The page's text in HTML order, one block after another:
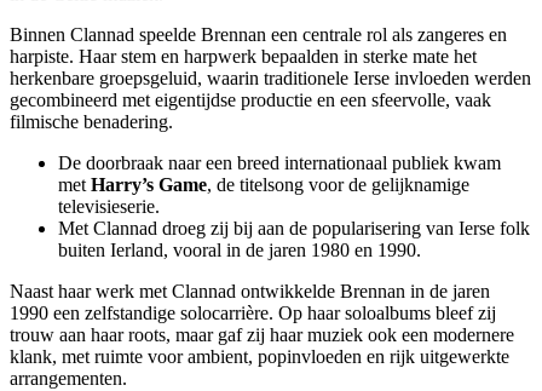
Binnen Clannad speelde Brennan een centrale rol als zangeres en
harpiste. Haar stem en harpwerk bepaalden in sterke mate het
herkenbare groepsgeluid, waarin traditionele Ierse invloeden werden
gecombineerd met eigentijdse productie en een sfeervolle, vaak
filmische benadering.
De doorbraak naar een breed internationaal publiek kwam
metHarry’s Game, de titelsong voor de gelijknamige
televisieserie.
Met Clannad droeg zij bij aan de popularisering van Ierse folk
buiten Ierland, vooral in de jaren 1980 en 1990.
Naast haar werk met Clannad ontwikkelde Brennan in de jaren
1990 een zelfstandige solocarrière. Op haar soloalbums bleef zij
trouw aan haar roots, maar gaf zij haar muziek ook een modernere
klank, met ruimte voor ambient, popinvloeden en rijk uitgewerkte
arrangementen.